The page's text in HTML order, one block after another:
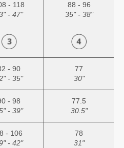
- 118
- 47"
88 - 96
35" - 38"
- 90
- 35"
77
30"
- 98
- 39"
77.5
30.5"
- 106
- 42"
78
31"